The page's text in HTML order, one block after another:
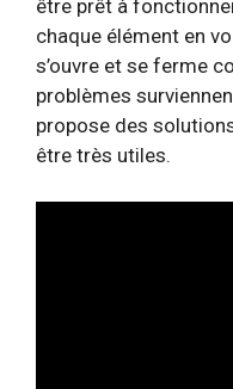
être prêt à
chaque élément en
s’ouvre et se ferme
problèmes
propose des
être très utiles.